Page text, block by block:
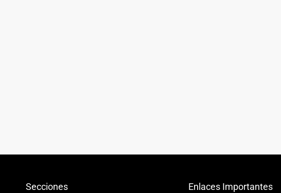
Secciones Enlaces Importantes